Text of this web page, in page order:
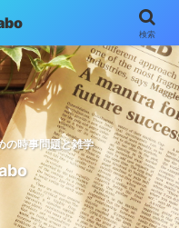
の時事問題と雑学
検索